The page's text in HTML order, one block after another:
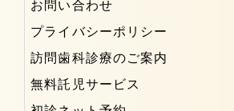
お問い合わせ
プライバシーポリシー
訪問歯科診療のご案内
無料託児サービス